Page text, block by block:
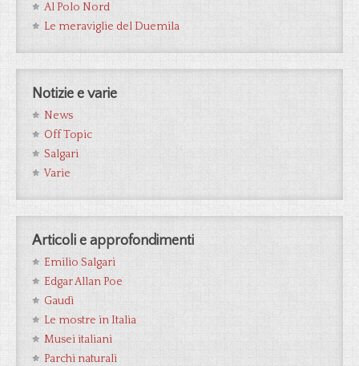
Al Polo Nord
Le meraviglie del Duemila
Notizie e varie
News
Off Topic
Salgari
Varie
Articoli e approfondimenti
Emilio Salgari
Edgar Allan Poe
Gaudì
Le mostre in Italia
Musei italiani
Parchi naturali